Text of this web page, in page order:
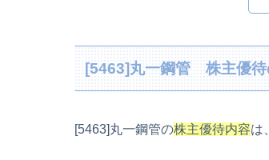
[5463]丸一鋼管 株主優待
[5463]丸一鋼管の株主優待内容は、